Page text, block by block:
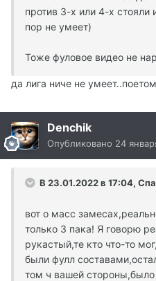
против 3-х или 4-х стояли
пор не умеет)
Тоже фуловое видео не
да лига ниче не
Denchik
Опубликовано 24
В 23.01.2022 в 17:04,
вот о масс
только 3 пака! Я говорю
рукастый,те кто что-то
были фулл
том ч вашей стороны,было